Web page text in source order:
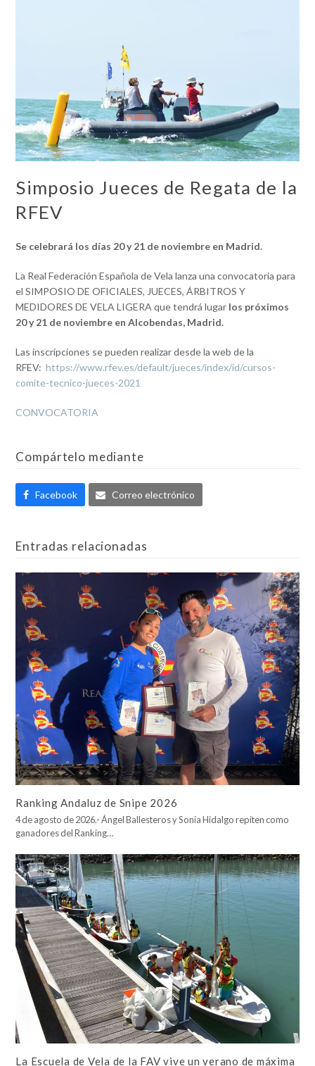
Simposio Jueces de Regata de la
RFEV
Se celebrará los días 20 y 21 de noviembre en Madrid.
La Real Federación Española de Vela lanza una convocatoria para
el SIMPOSIO DE OFICIALES, JUECES, ÁRBITROS Y
MEDIDORES DE VELA LIGERA que tendrá lugar los próximos
20 y 21 de noviembre en Alcobendas, Madrid.
Las inscripciones se pueden realizar desde la web de la
RFEV: https://www.rfev.es/default/jueces/index/id/cursos-
comite-tecnico-jueces-2021
CONVOCATORIA
Compártelo mediante
Facebook Correo electrónico
Entradas relacionadas
Ranking Andaluz de Snipe 2026
4 de agosto de 2026.- Ángel Ballesteros y Sonia Hidalgo repiten como
ganadores del Ranking…
La Escuela de Vela de la FAV vive un verano de máxima